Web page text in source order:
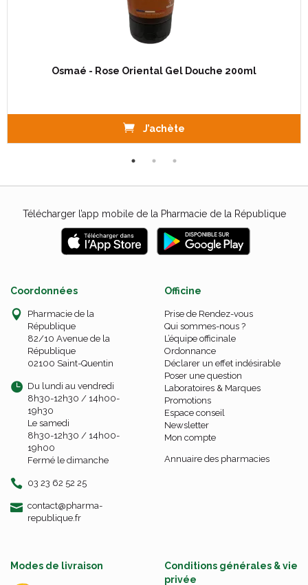
Osmaé - Rose Oriental Gel Douche 200ml
J’achète
Télécharger l’app mobile de la Pharmacie de la République
Coordonnées
Pharmacie de la
République
82/10 Avenue de la
République
02100 Saint-Quentin
Du lundi au vendredi
8h30-12h30 / 14h00-
19h30
Le samedi
8h30-12h30 / 14h00-
19h00
Fermé le dimanche
03 23 62 52 25
contact-
@-
pharma-
republique.fr
Officine
Prise de Rendez-vous
Qui sommes-nous ?
L’équipe officinale
Ordonnance
Déclarer un effet indésirable
Poser une question
Laboratoires & Marques
Promotions
Espace conseil
Newsletter
Mon compte
Annuaire des pharmacies
Modes de livraison
Conditions générales & vie
privée